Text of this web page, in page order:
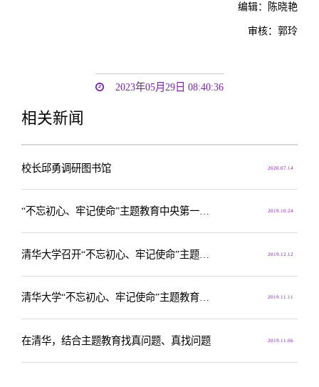
编辑：陈晓艳
审核：郭玲
2023年05月29日 08:40:36
相关新闻
2020.07.14
校长邱勇调研图书馆
2019.10.24
2019.12.12
2019.11.11
清华大学“不忘初心、牢记使命”主题教育指导组召开第四次会议
2019.11.06
在清华，结合主题教育找真问题、真找问题